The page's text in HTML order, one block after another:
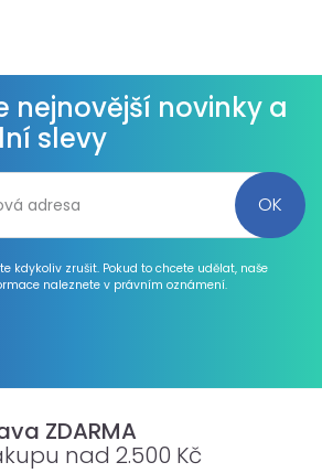
nejnovější novinky a
slevy
kdykoliv zrušit. Pokud to chcete udělat, naše
naleznete v právním oznámení.
ZDARMA
nad 2.500 Kč